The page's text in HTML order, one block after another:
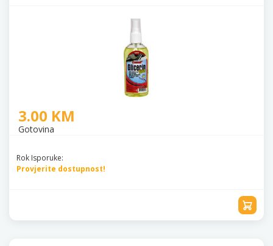
3.00 KM
Gotovina
Rok Isporuke:
Provjerite dostupnost!